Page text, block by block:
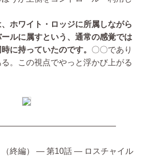
ホワイト・ロッジに所属しながら
ルに属すという、通常の感覚では
に持っていたのです。 〇〇であり
。この視点でやっと浮かび上がる
（終編） ― 第10話 ― ロスチャイル